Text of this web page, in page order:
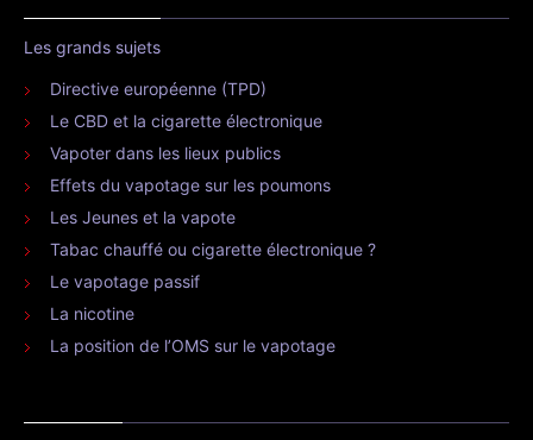
Les grands sujets
Directive européenne (TPD)
Le CBD et la cigarette électronique
Vapoter dans les lieux publics
Effets du vapotage sur les poumons
Les Jeunes et la vapote
Tabac chauffé ou cigarette électronique ?
Le vapotage passif
La nicotine
La position de l’OMS sur le vapotage